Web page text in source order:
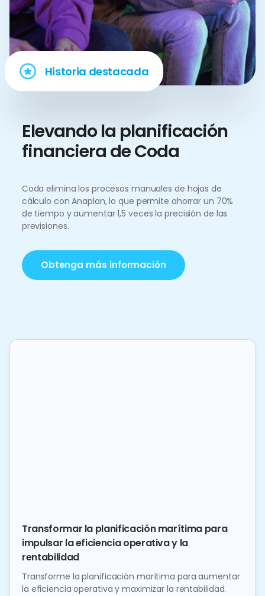
Historia destacada
Elevando la planificación
financiera de Coda
Coda elimina los procesos manuales de hojas de
cálculo con Anaplan, lo que permite ahorrar un 70%
de tiempo y aumentar 1,5 veces la precisión de las
previsiones.
Obtenga más información
Transformar la planificación marítima para
impulsar la eficiencia operativa y la
rentabilidad
Transforme la planificación marítima para aumentar
la eficiencia operativa y maximizar la rentabilidad.